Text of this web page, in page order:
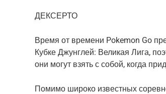
ДЕКСЕРТО
Время от времени Pokemon Go
Кубке Джунглей: Великая Лига,
они могут взять с собой, когда
Помимо широко известных